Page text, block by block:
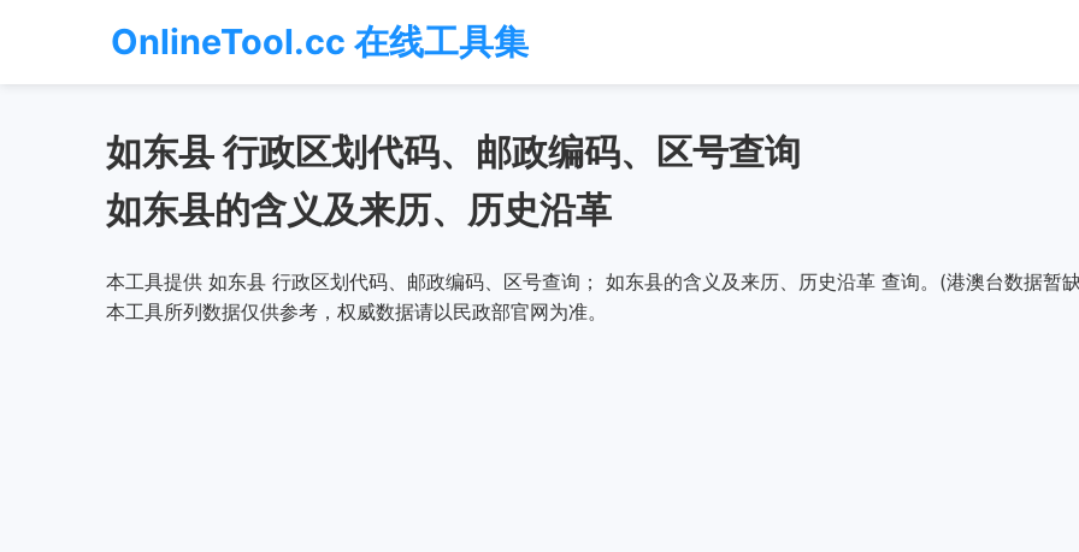
OnlineTool.cc 在线工具集
如东县 行政区划代码、邮政编码、区号查询
如东县的含义及来历、历史沿革
本工具提供 如东县 行政区划代码、邮政编码、区号查询； 如东县的含义及来历、历史沿革 查询。(港澳台数据暂
本工具所列数据仅供参考，权威数据请以民政部官网为准。